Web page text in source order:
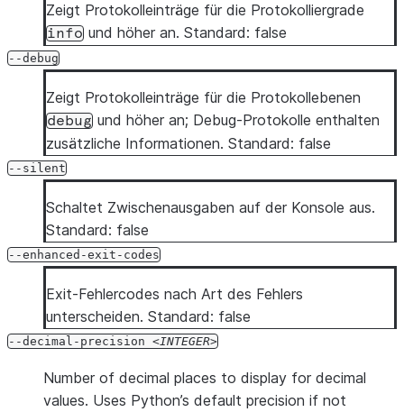
Zeigt Protokolleinträge für die Protokolliergrade
info und höher an. Standard: false
--debug
Zeigt Protokolleinträge für die Protokollebenen
debug und höher an; Debug-Protokolle enthalten
zusätzliche Informationen. Standard: false
--silent
Schaltet Zwischenausgaben auf der Konsole aus.
Standard: false
--enhanced-exit-codes
Exit-Fehlercodes nach Art des Fehlers
unterscheiden. Standard: false
--decimal-precision INTEGER
Number of decimal places to display for decimal
values. Uses Python’s default precision if not